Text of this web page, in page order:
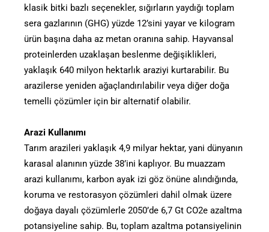
klasik bitki bazlı seçenekler, sığırların yaydığı toplam
sera gazlarının (GHG) yüzde 12’sini yayar ve kilogram
ürün başına daha az metan oranına sahip. Hayvansal
proteinlerden uzaklaşan beslenme değişiklikleri,
yaklaşık 640 milyon hektarlık araziyi kurtarabilir. Bu
arazilerse yeniden ağaçlandırılabilir veya diğer doğa
temelli çözümler için bir alternatif olabilir.
Arazi Kullanımı
Tarım arazileri yaklaşık 4,9 milyar hektar, yani dünyanın
karasal alanının yüzde 38’ini kaplıyor. Bu muazzam
arazi kullanımı, karbon ayak izi göz önüne alındığında,
koruma ve restorasyon çözümleri dahil olmak üzere
doğaya dayalı çözümlerle 2050’de 6,7 Gt CO2e azaltma
potansiyeline sahip. Bu, toplam azaltma potansiyelinin